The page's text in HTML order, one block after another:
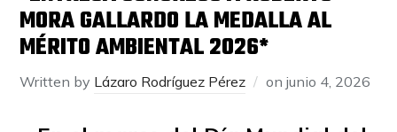
MORA GALLARDO LA MEDALLA AL
MÉRITO AMBIENTAL 2026*
Written by Lázaro Rodríguez Pérez onjunio 4, 2026